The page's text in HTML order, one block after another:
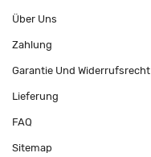
Über Uns
Zahlung
Garantie Und Widerrufsrecht
Lieferung
FAQ
Sitemap